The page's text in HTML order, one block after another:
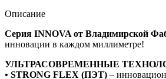
Описание
Серия INNOVA от Владимирской
инновации в каждом миллиметре!
УЛЬТРАСОВРЕМЕННЫЕ
• STRONG FLEX (ПЭТ) –